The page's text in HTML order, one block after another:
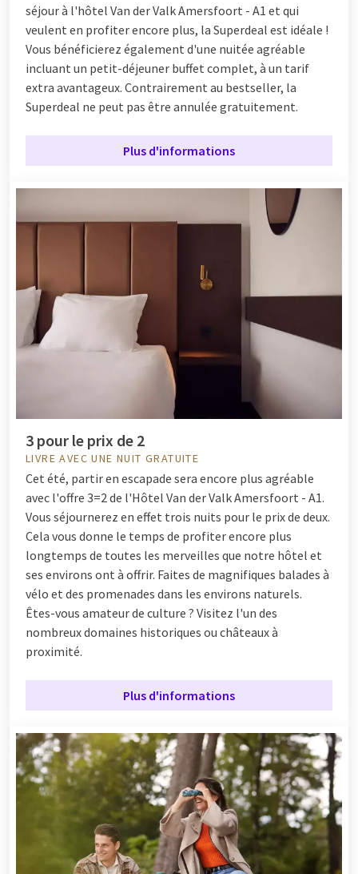
séjour à l'hôtel Van der Valk Amersfoort - A1 et qui
veulent en profiter encore plus, la Superdeal est idéale !
Vous bénéficierez également d'une nuitée agréable
incluant un petit-déjeuner buffet complet, à un tarif
extra avantageux. Contrairement au bestseller, la
Superdeal ne peut pas être annulée gratuitement.
Plus d'informations
3 pour le prix de 2
LIVRE AVEC UNE NUIT GRATUITE
Cet été, partir en escapade sera encore plus agréable
avec l'offre 3=2 de l'Hôtel Van der Valk Amersfoort - A1.
Vous séjournerez en effet trois nuits pour le prix de deux.
Cela vous donne le temps de profiter encore plus
longtemps de toutes les merveilles que notre hôtel et
ses environs ont à offrir. Faites de magnifiques balades à
vélo et des promenades dans les environs naturels.
Êtes-vous amateur de culture ? Visitez l'un des
nombreux domaines historiques ou châteaux à
proximité.
Plus d'informations